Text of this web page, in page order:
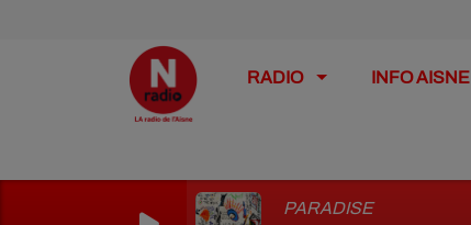
RADIO INFO AISNE
PARADISE